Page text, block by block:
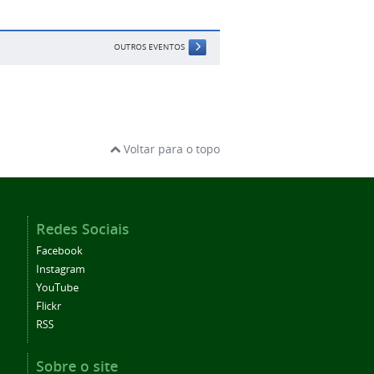
OUTROS EVENTOS
Voltar para o topo
Redes Sociais
Facebook
Instagram
YouTube
Flickr
RSS
Sobre o site